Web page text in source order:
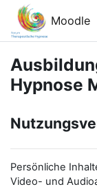
Zum Hauptinhalt
Moodle
Hypnose
Persönliche
Video- und